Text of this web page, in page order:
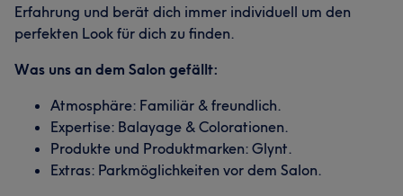
Erfahrung und berät dich immer individuell um den
perfekten Look für dich zu finden.
Was uns an dem Salon gefällt:
Atmosphäre: Familiär & freundlich.
Expertise: Balayage & Colorationen.
Produkte und Produktmarken: Glynt.
Extras: Parkmöglichkeiten vor dem Salon.